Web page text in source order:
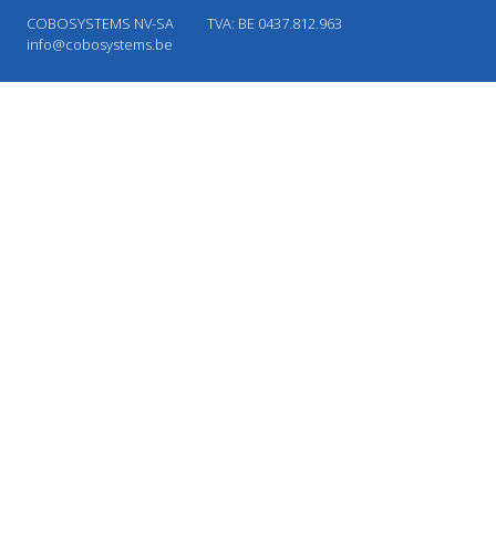
COBOSYSTEMS NV-SA
TVA: BE 0437.812.963
info@cobosystems.be